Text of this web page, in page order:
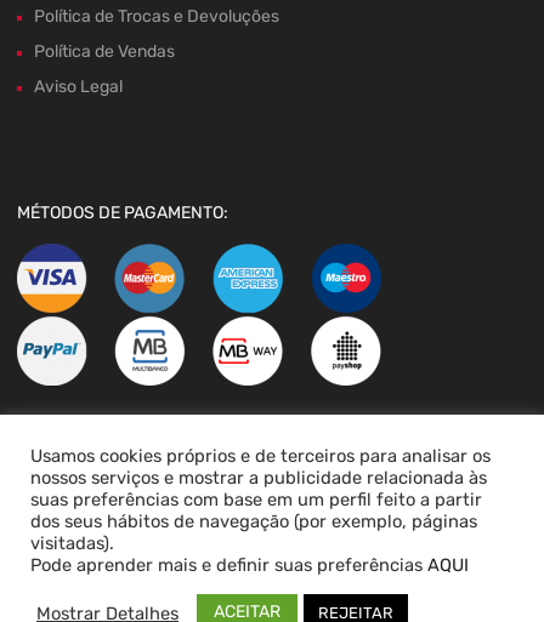
Política de Trocas e Devoluções
Política de Vendas
Aviso Legal
MÉTODOS DE PAGAMENTO:
LIVRO DE RECLAMAÇÕES
Usamos cookies próprios e de terceiros para analisar os
nossos serviços e mostrar a publicidade relacionada às
suas preferências com base em um perfil feito a partir
dos seus hábitos de navegação (por exemplo, páginas
visitadas).
Pode aprender mais e definir suas preferências AQUI
Mostrar Detalhes ACEITAR REJEITAR